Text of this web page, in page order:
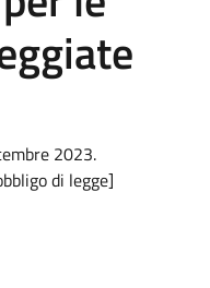
2023.
di legge]